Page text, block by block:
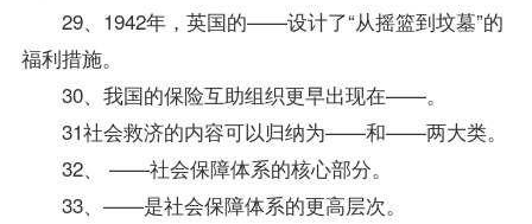
29、1942年，英国的——设计了“从摇篮到坟墓”的
福利措施。
30、我国的保险互助组织更早出现在——。
31社会救济的内容可以归纳为——和——两大类。
32、 ——社会保障体系的核心部分。
33、——是社会保障体系的更高层次。